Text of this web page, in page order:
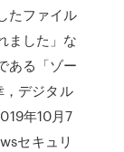
たファイル
ました」な
ある「ゾー
，デジタル
年10月7
セキュリ